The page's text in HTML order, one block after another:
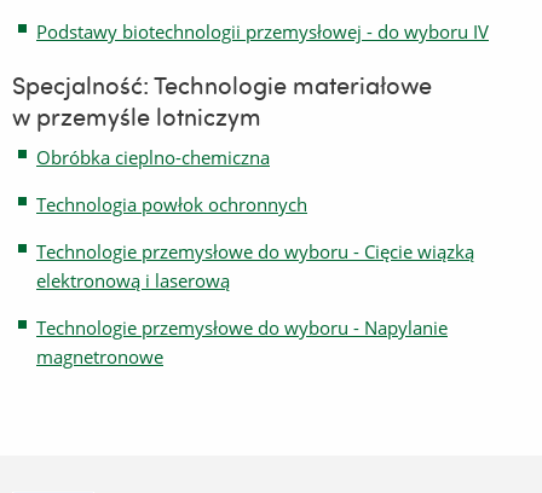
Podstawy biotechnologii przemysłowej - do wyboru IV
Specjalność: Technologie materiałowe
w przemyśle lotniczym
Obróbka cieplno-chemiczna
Technologia powłok ochronnych
Technologie przemysłowe do wyboru - Cięcie wiązką
elektronową i laserową
Technologie przemysłowe do wyboru - Napylanie
magnetronowe